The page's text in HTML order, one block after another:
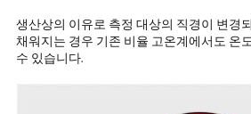
생산상의 이유로 측정 대상의 직경이 변경
채워지는 경우 기존 비율 고온계에서도 온
수 있습니다.